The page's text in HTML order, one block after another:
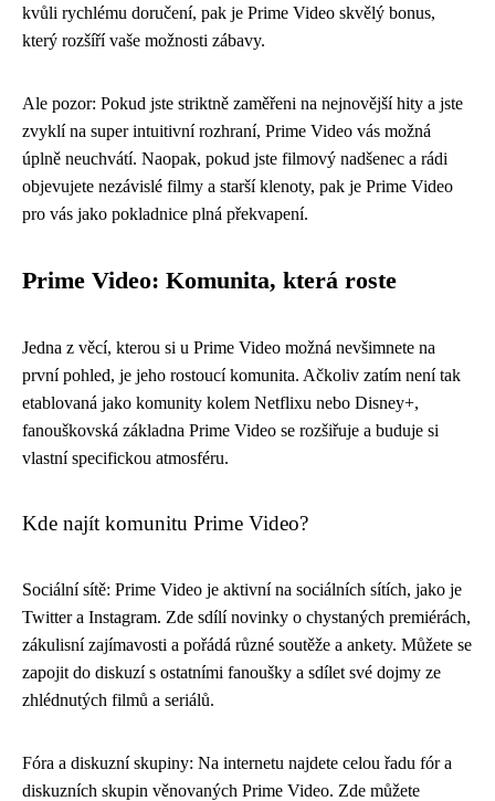
kvůli rychlému doručení, pak je Prime Video skvělý bonus,
který rozšíří vaše možnosti zábavy.
Ale pozor: Pokud jste striktně zaměřeni na nejnovější hity a jste
zvyklí na super intuitivní rozhraní, Prime Video vás možná
úplně neuchvátí. Naopak, pokud jste filmový nadšenec a rádi
objevujete nezávislé filmy a starší klenoty, pak je Prime Video
pro vás jako pokladnice plná překvapení.
Prime Video: Komunita, která roste
Jedna z věcí, kterou si u Prime Video možná nevšimnete na
první pohled, je jeho rostoucí komunita. Ačkoliv zatím není tak
etablovaná jako komunity kolem Netflixu nebo Disney+,
fanouškovská základna Prime Video se rozšiřuje a buduje si
vlastní specifickou atmosféru.
Kde najít komunitu Prime Video?
Sociální sítě: Prime Video je aktivní na sociálních sítích, jako je
Twitter a Instagram. Zde sdílí novinky o chystaných premiérách,
zákulisní zajímavosti a pořádá různé soutěže a ankety. Můžete se
zapojit do diskuzí s ostatními fanoušky a sdílet své dojmy ze
zhlédnutých filmů a seriálů.
Fóra a diskuzní skupiny: Na internetu najdete celou řadu fór a
diskuzních skupin věnovaných Prime Video. Zde můžete